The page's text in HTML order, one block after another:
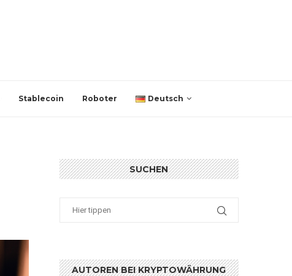
Stablecoin Roboter Deutsch
SUCHEN
AUTOREN BEI KRYPTOWÄHRUNG